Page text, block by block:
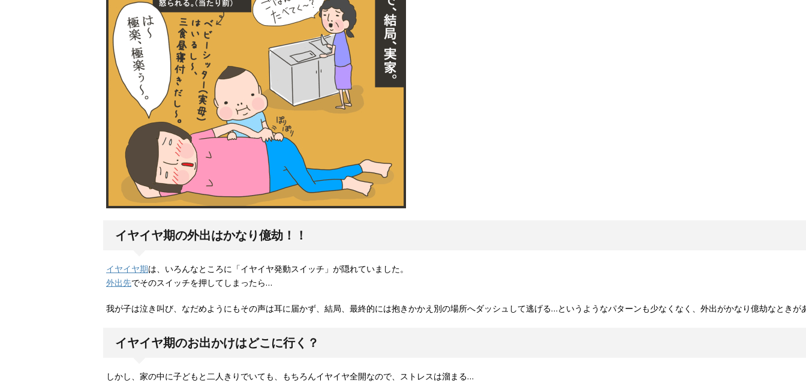
イヤイヤ期の外出はかなり億劫！！
イヤイヤ期は、いろんなところに「イヤイヤ発動スイッチ」が隠れていました。
外出先でそのスイッチを押してしまったら…
我が子は泣き叫び、なだめようにもその声は耳に届かず、結局、最終的には抱きかかえ別の場所へダッシュして逃げる…というようなパターンも少なくなく、外出がかなり億劫なときが
イヤイヤ期のお出かけはどこに行く？
しかし、家の中に子どもと二人きりでいても、もちろんイヤイヤ全開なので、ストレスは溜まる…